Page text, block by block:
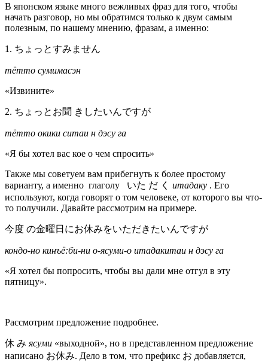
В японском языке много вежливых фраз для того, чтобы
начать разговор, но мы обратимся только к двум самым
полезным, по нашему мнению, фразам, а именно:
1. ちょっとすみません
тётто сумимасэн
«Извините»
2. ちょっとお聞 きしたいんですが
тётто окики ситаи н дэсу га
«Я бы хотел вас кое о чем спросить»
Также мы советуем вам прибегнуть к более простому
варианту, а именно глаголу いた だ く итадаку . Его
используют, когда говорят о том человеке, от которого вы что-
то получили. Давайте рассмотрим на примере.
今度 の金曜日にお休みをいただきたいんですが
кондо-но кинъё:би-ни о-ясуми-о итадакитаи н дэсу га
«Я хотел бы попросить, чтобы вы дали мне отгул в эту
пятницу».
Рассмотрим предложение подробнее.
休 み ясуми «выходной», но в представленном предложение
написано お休み. Дело в том, что префикс お добавляется,